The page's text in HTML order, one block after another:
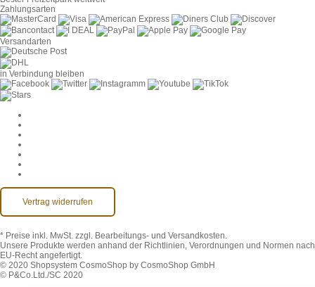
Zahlungsarten
Versandarten
in Verbindung bleiben
Vertrag widerrufen
* Preise inkl. MwSt. zzgl. Bearbeitungs- und Versandkosten.
Unsere Produkte werden anhand der Richtlinien, Verordnungen und Normen nach
EU-Recht angefertigt.
© 2020 Shopsystem CosmoShop by CosmoShop GmbH
© P&Co.Ltd./SC 2020